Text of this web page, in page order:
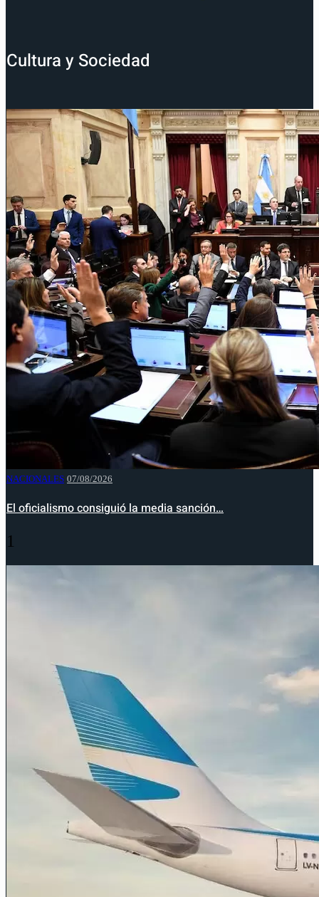
Cultura y Sociedad
NACIONALES 07/08/2026
El oficialismo consiguió la media sanción…
1